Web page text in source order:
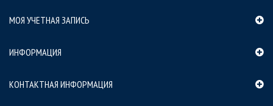
МОЯ УЧЕТНАЯ ЗАПИСЬ
ИНФОРМАЦИЯ
КОНТАКТНАЯ ИНФОРМАЦИЯ